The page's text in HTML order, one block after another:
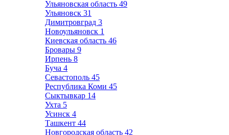
Ульяновская область 49
Ульяновск 31
Димитровград 3
Новоульяновск 1
Киевская область 46
Бровары 9
Ирпень 8
Буча 4
Севастополь 45
Республика Коми 45
Сыктывкар 14
Ухта 5
Усинск 4
Ташкент 44
Новгородская область 42